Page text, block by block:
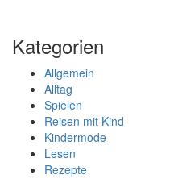
Kategorien
Allgemein
Alltag
Spielen
Reisen mit Kind
Kindermode
Lesen
Rezepte